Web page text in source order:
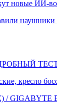
новые ИИ-
кресло